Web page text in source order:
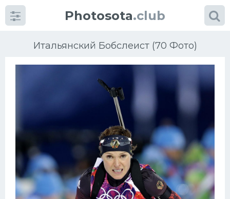
Photosota.club
Итальянский Бобслеист (70 Фото)
КатегорииФото
Много картинок...
Футбол
Баскетбол